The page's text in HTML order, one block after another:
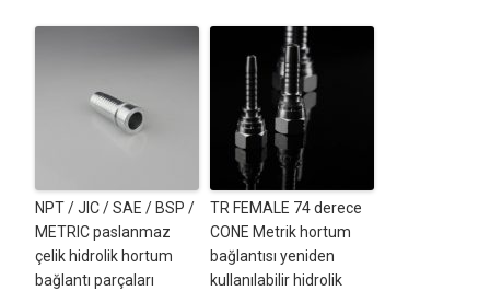
NPT / JIC / SAE / BSP /
METRIC paslanmaz
çelik hidrolik hortum
bağlantı parçaları
TR FEMALE 74 derece
CONE Metrik hortum
bağlantısı yeniden
kullanılabilir hidrolik